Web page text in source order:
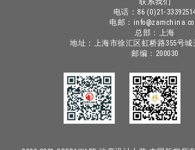
联系我们
电话：86 (0)21-
电邮：
总部：上海
地址：上海市徐汇区虹桥路355号城
邮编：200030